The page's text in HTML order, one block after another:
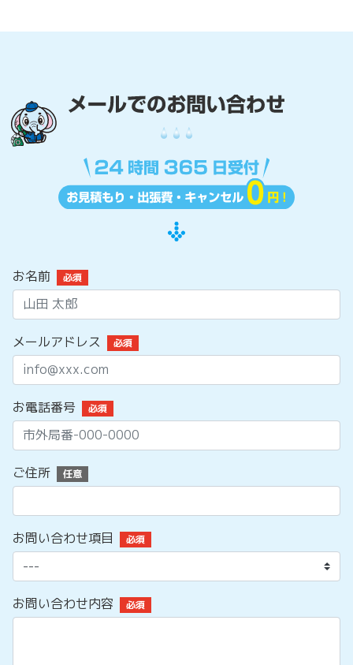
お名前 必須
メールアドレス 必須
お電話番号 必須
ご住所 任意
お問い合わせ項目 必須
お問い合わせ内容 必須